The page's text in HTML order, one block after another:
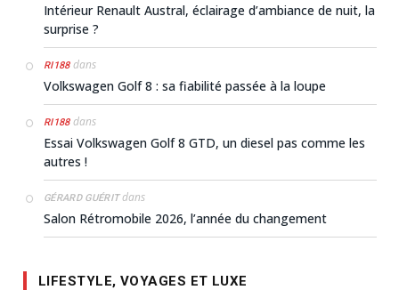
Intérieur Renault Austral, éclairage d’ambiance de nuit, la
surprise ?
RI188dans
Volkswagen Golf 8 : sa fiabilité passée à la loupe
RI188dans
Essai Volkswagen Golf 8 GTD, un diesel pas comme les
autres !
GÉRARD GUÉRITdans
Salon Rétromobile 2026, l’année du changement
LIFESTYLE, VOYAGES ET LUXE